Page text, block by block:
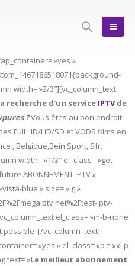
»yes »
width= »2/3″][vc_column_text
recherche d’un service IPTVde
?Vous êtes au bon endroit
Full HD/HD/SD et VODS films en
, Belgique,Bein Sport, Sfr.
width= »1/3″ el_class= »get-
ABONNEMENT IPTV »
blue » size= »lg »
iptv-
el_class= »m-b-none
possible ![/vc_column_text]
»yes » el_class= »p-t-xxl p-
text= »Le meilleur abonnement